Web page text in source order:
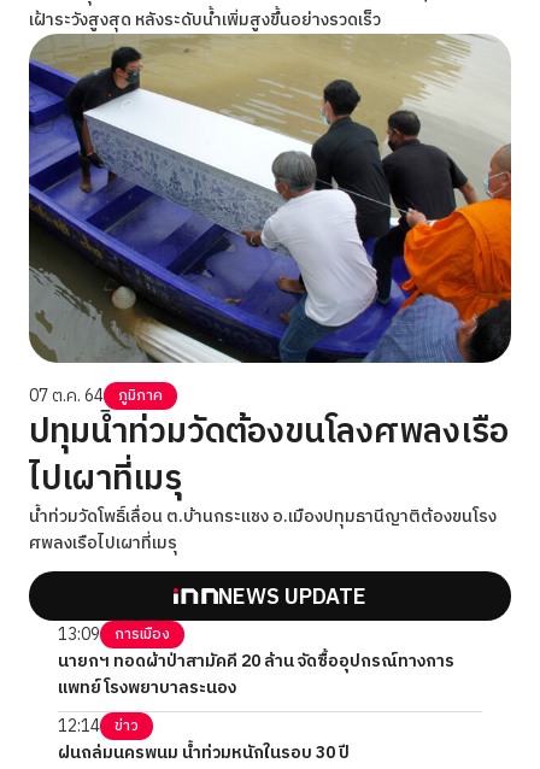
เฝ้าระวังสูงสุด หลังระดับน้ำเพิ่มสูงขึ้นอย่างรวดเร็ว
07 ต.ค. 64 ภูมิภาค
ปทุมน้ำท่วมวัดต้องขนโลงศพลงเรือ
ไปเผาที่เมรุ
น้ำท่วมวัดโพธิ์เลื่อน ต.บ้านกระแชง อ.เมืองปทุมธานีญาติต้องขนโรง
ศพลงเรือไปเผาที่เมรุ
NEWS UPDATE
13:09 การเมือง
นายกฯ ทอดผ้าป่าสามัคคี 20 ล้าน จัดซื้ออุปกรณ์ทางการ
แพทย์โรงพยาบาลระนอง
12:14
ข่าว
ฝนถล่มนครพนม น้ำท่วมหนักในรอบ 30 ปี